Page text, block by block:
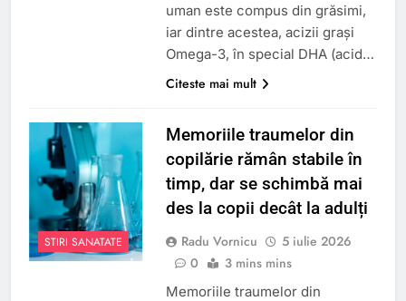
uman este compus din grăsimi,
iar dintre acestea, acizii grași
Omega-3, în special DHA (acid…
Citeste mai mult
STIRI SANATATE
Memoriile traumelor din
copilărie rămân stabile în
timp, dar se schimbă mai
des la copii decât la adulți
Radu Vornicu
5 iulie 2026
0
3 mins mins
Memoriile traumelor din